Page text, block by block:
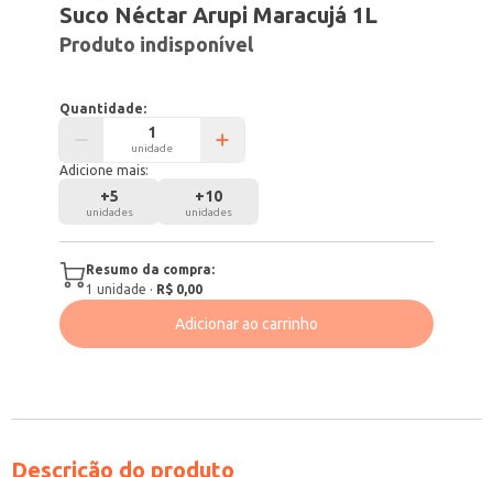
Suco Néctar Arupi Maracujá 1L
Produto indisponível
Quantidade:
unidade
Adicione mais:
+5
unidades
+10
unidades
Resumo da compra:
1 unidade · R$ 0,00
Adicionar ao carrinho
Descrição do produto